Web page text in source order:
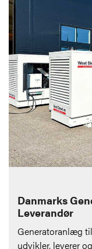
Danmarks
Leverandør
Generatoranlæg
udvikler, leverer